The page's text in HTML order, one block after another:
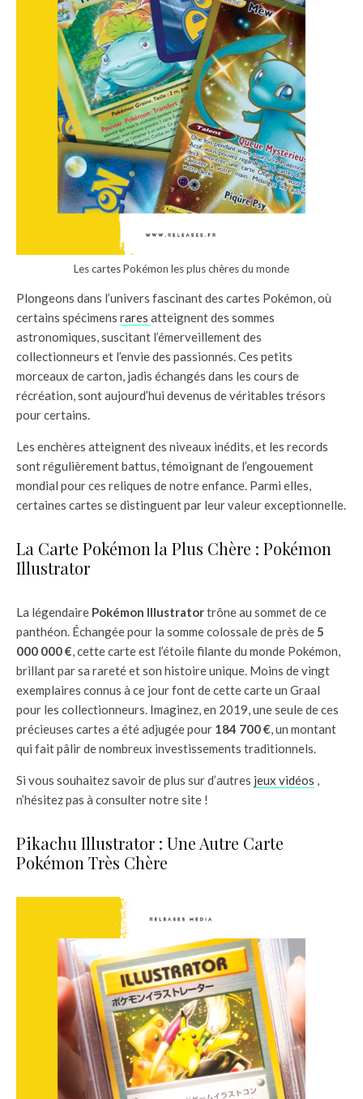
Les cartes Pokémon les plus chères du monde
Plongeons dans l’univers fascinant des cartes Pokémon, où
certains spécimens rares atteignent des sommes
astronomiques, suscitant l’émerveillement des
collectionneurs et l’envie des passionnés. Ces petits
morceaux de carton, jadis échangés dans les cours de
récréation, sont aujourd’hui devenus de véritables trésors
pour certains.
Les enchères atteignent des niveaux inédits, et les records
sont régulièrement battus, témoignant de l’engouement
mondial pour ces reliques de notre enfance. Parmi elles,
certaines cartes se distinguent par leur valeur exceptionnelle.
La Carte Pokémon la Plus Chère : Pokémon
Illustrator
La légendaire Pokémon Illustratortrône au sommet de ce
panthéon. Échangée pour la somme colossale de près de5
000 000 €, cette carte est l’étoile filante du monde Pokémon,
brillant par sa rareté et son histoire unique. Moins de vingt
exemplaires connus à ce jour font de cette carte un Graal
pour les collectionneurs. Imaginez, en 2019, une seule de ces
précieuses cartes a été adjugée pour 184 700 €, un montant
qui fait pâlir de nombreux investissements traditionnels.
Si vous souhaitez savoir de plus sur d’autres jeux vidéos ,
n’hésitez pas à consulter notre site !
Pikachu Illustrator : Une Autre Carte
Pokémon Très Chère